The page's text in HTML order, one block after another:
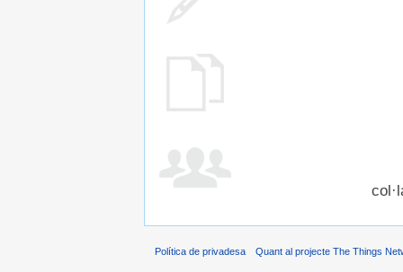
Política de privadesa Quant al projecte The Things